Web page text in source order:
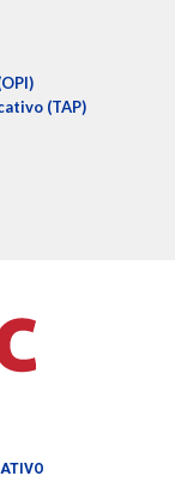
(TAP)